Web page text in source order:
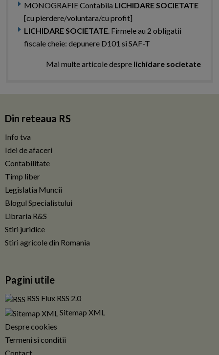
MONOGRAFIE Contabila LICHIDARE SOCIETATE
[cu pierdere/voluntara/cu profit]
LICHIDARE SOCIETATE. Firmele au 2 obligatii
fiscale cheie: depunere D101 si SAF-T
Mai multe articole despre lichidare societate
Din reteaua RS
Info tva
Idei de afaceri
Contabilitate
Timp liber
Legislatia Muncii
Blogul Specialistului
Libraria R&S
Stiri juridice
Stiri agricole din Romania
Pagini utile
RSS Flux RSS 2.0
Sitemap XML
Despre cookies
Termeni si conditii
Contact